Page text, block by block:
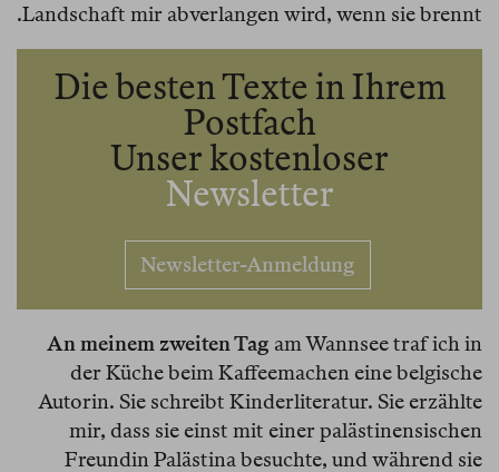
Landschaft mir abverlangen wird, wenn sie brennt.
Die besten Texte in Ihrem
Postfach
Unser kostenloser
Newsletter
Newsletter-Anmeldung
An meinem zweiten Tag am Wannsee traf ich in
der Küche beim Kaffeemachen eine belgische
Autorin. Sie schreibt Kinderliteratur. Sie erzählte
mir, dass sie einst mit einer palästinensischen
Freundin Palästina besuchte, und während sie